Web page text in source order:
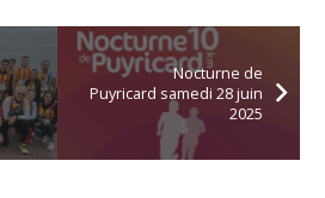
Nocturne de
Puyricard samedi 28 juin
2025